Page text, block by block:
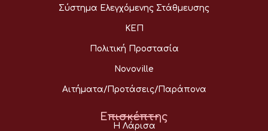
Σύστημα Ελεγχόμενης Στάθμευσης
ΚΕΠ
Πολιτική Προστασία
Novoville
Αιτήματα/Προτάσεις/Παράπονα
Επισκέπτης
Η Λάρισα